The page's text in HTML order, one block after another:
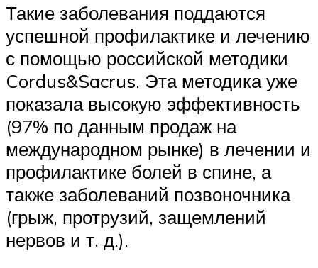
Такие заболевания поддаются
успешной профилактике и лечению
с помощью российской методики
Cordus&Sacrus. Эта методика уже
показала высокую эффективность
(97% по данным продаж на
международном рынке) в лечении и
профилактике болей в спине, а
также заболеваний позвоночника
(грыж, протрузий, защемлений
нервов и т. д.).